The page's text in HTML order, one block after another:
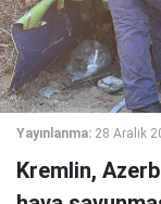
Yayınlanma: 28 Aralık
Kremlin,